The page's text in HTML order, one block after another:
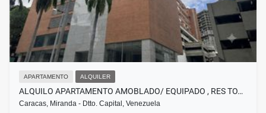
APARTAMENTO ALQUILER
ALQUILO APARTAMENTO AMOBLADO/ EQUIPADO , RES TO…
Caracas, Miranda - Dtto. Capital, Venezuela